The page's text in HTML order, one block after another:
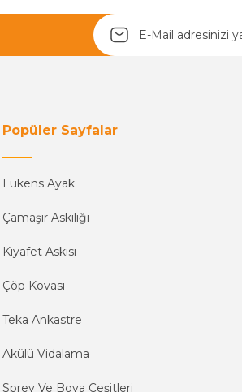
Popüler Sayfalar
Lükens Ayak
Çamaşır Askılığı
Kıyafet Askısı
Çöp Kovası
Teka Ankastre
Akülü Vidalama
Sprey Ve Boya Çeşitleri